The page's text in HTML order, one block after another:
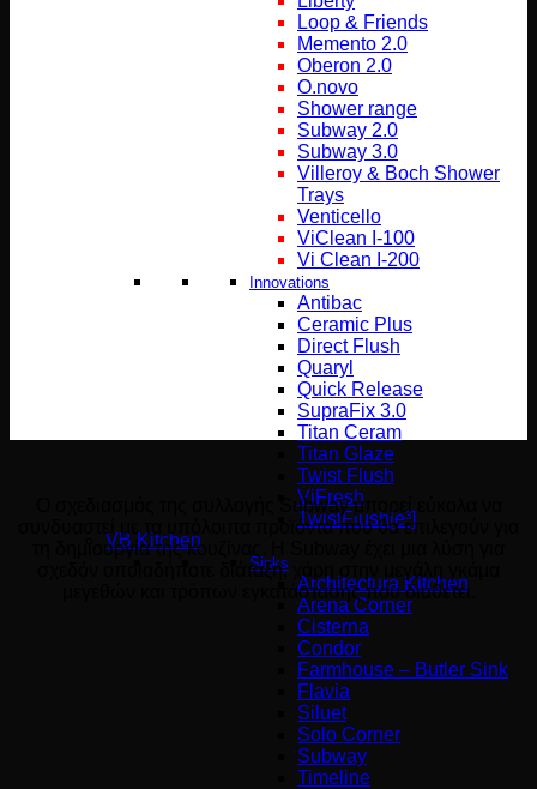
Loop & Friends
Memento 2.0
Oberon 2.0
O.novo
Shower range
Subway 2.0
Subway 3.0
Villeroy & Boch Shower
Trays
Venticello
ViClean I-100
Vi Clean Ι-200
Innovations
Antibac
Ceramic Plus
Direct Flush
Quaryl
Quick Release
SupraFix 3.0
Titan Ceram
Titan Glaze
Twist Flush
ViFresh
TwistFlush[e³]
VB Kitchen
Sinks
Architectura Kitchen
Arena Corner
Cisterna
Condor
Farmhouse – Butler Sink
Flavia
Siluet
Solo Corner
Subway
Timeline
Ο σχεδιασμός της συλλογής Subway μπορεί εύκολα να
συνδυαστεί με τα υπόλοιπα προϊόντα που θα επιλεγούν για
τη δημιουργία της κουζίνας. Η Subway έχει μια λύση για
σχεδόν οποιαδήποτε διάταξη, χάρη στην μεγάλη γκάμα
μεγεθών και τρόπων εγκατάστασης που διαθέτει.